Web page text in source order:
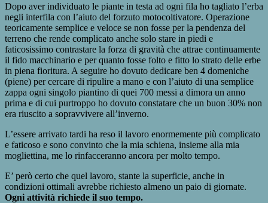
Dopo aver individuato le piante in testa ad ogni fila ho tagliato l’erba
negli interfila con l’aiuto del forzuto motocoltivatore. Operazione
teoricamente semplice e veloce se non fosse per la pendenza del
terreno che rende complicato anche solo stare in piedi e
faticosissimo contrastare la forza di gravità che attrae continuamente
il fido macchinario e per quanto fosse folto e fitto lo strato delle erbe
in piena fioritura. A seguire ho dovuto dedicare ben 4 domeniche
(piene) per cercare di ripulire a mano e con l’aiuto di una semplice
zappa ogni singolo piantino di quei 700 messi a dimora un anno
prima e di cui purtroppo ho dovuto constatare che un buon 30% non
era riuscito a sopravvivere all’inverno.
L’essere arrivato tardi ha reso il lavoro enormemente più complicato
e faticoso e sono convinto che la mia schiena, insieme alla mia
mogliettina, me lo rinfacceranno ancora per molto tempo.
E’ però certo che quel lavoro, stante la superficie, anche in
condizioni ottimali avrebbe richiesto almeno un paio di giornate.
Ogni attività richiede il suo tempo.